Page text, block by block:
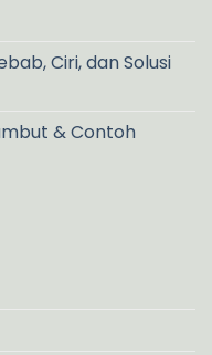
Ciri, dan Solusi
& Contoh